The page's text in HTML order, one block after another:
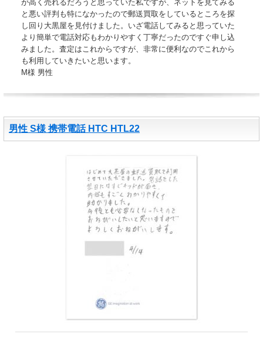
が高く売れるだろうと思っていた私ですが、ネットを見てみる
と悪い評判も特になかったので郵送買取をしているところを探
し回り大黒屋を見付けました。いざ電話してみると思っていた
より簡単で電話対応もわかりやすく丁寧だったのですぐ申し込
みました。査定はこれからですが、非常に便利なのでこれから
も利用していきたいと思います。
M様 男性
男性 S様 携帯電話 HTC HTL22